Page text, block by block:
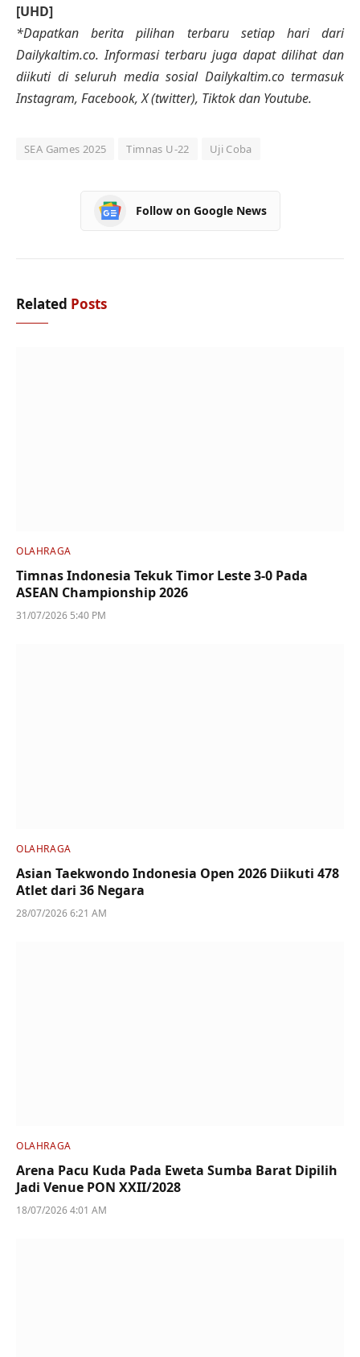
[UHD]
*Dapatkan berita pilihan terbaru setiap hari dari
Dailykaltim.co. Informasi terbaru juga dapat dilihat dan
diikuti di seluruh media sosial Dailykaltim.co termasuk
Instagram, Facebook, X (twitter), Tiktok dan Youtube.
SEA Games 2025 Timnas U-22 Uji Coba
Follow on Google News
Related Posts
OLAHRAGA
Timnas Indonesia Tekuk Timor Leste 3-0 Pada
ASEAN Championship 2026
31/07/2026 5:40 PM
OLAHRAGA
Asian Taekwondo Indonesia Open 2026 Diikuti 478
Atlet dari 36 Negara
28/07/2026 6:21 AM
OLAHRAGA
Arena Pacu Kuda Pada Eweta Sumba Barat Dipilih
Jadi Venue PON XXII/2028
18/07/2026 4:01 AM